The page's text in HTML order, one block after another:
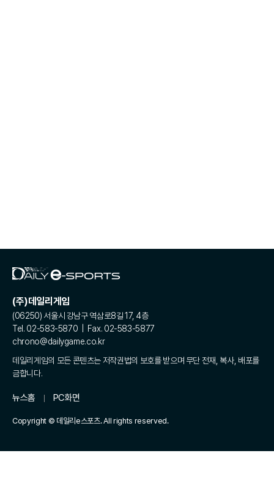
(주)데일리게임
(06250) 서울시 강남구 역삼로8길 17, 4층
Tel. 02-583-5870 | Fax. 02-583-5877
chrono@dailygame.co.kr
데일리게임의 모든 콘텐츠는 저작권법의 보호를 받으며 무단 전재, 복사, 배포를
금합니다.
뉴스홈 PC화면
Copyright © 데일리e스포츠. All rights reserved.